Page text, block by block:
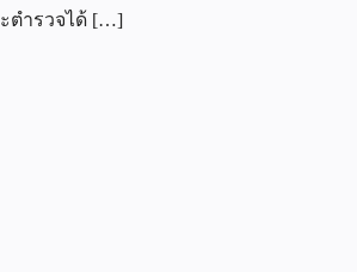
ตำรวจได้ […]